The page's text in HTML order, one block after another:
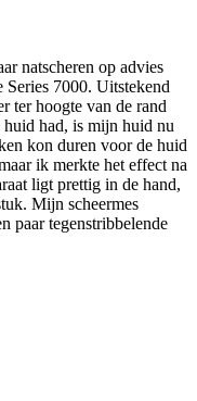
natscheren op advies
Series 7000. Uitstekend
ter hoogte van de rand
had, is mijn huid nu
kon duren voor de huid
ik merkte het effect na
ligt prettig in de hand,
Mijn scheermes
paar tegenstribbelende